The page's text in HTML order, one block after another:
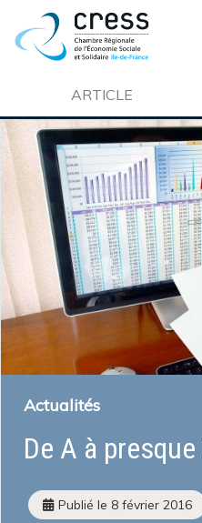
ARTICLE
Actualités
De A à presque
Publié le 8 février 2016
PLAN DE SITE
La CRESS
Qui sommes nous ?
Nos missions
Ecosystème de la CRESS
Offre de service
Adhésion à la CRESS
Emploi et stage
Qu’est-ce que l’économie
La loi ESS
Histoire de l’économie sociale